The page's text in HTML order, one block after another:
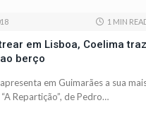
1 MIN
em Lisboa, Coelima traz
berço
em Guimarães a sua
Repartição”, de Pedro…